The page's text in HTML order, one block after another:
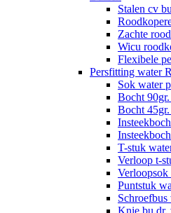
Stalen cv
Zachte
Wicu
Flexibele
Persfitting water
Sok water
Bocht
Bocht
T-stuk
Verloop t-
Verloopsok
Puntstuk
Schroefbus
Knie bu.dr.